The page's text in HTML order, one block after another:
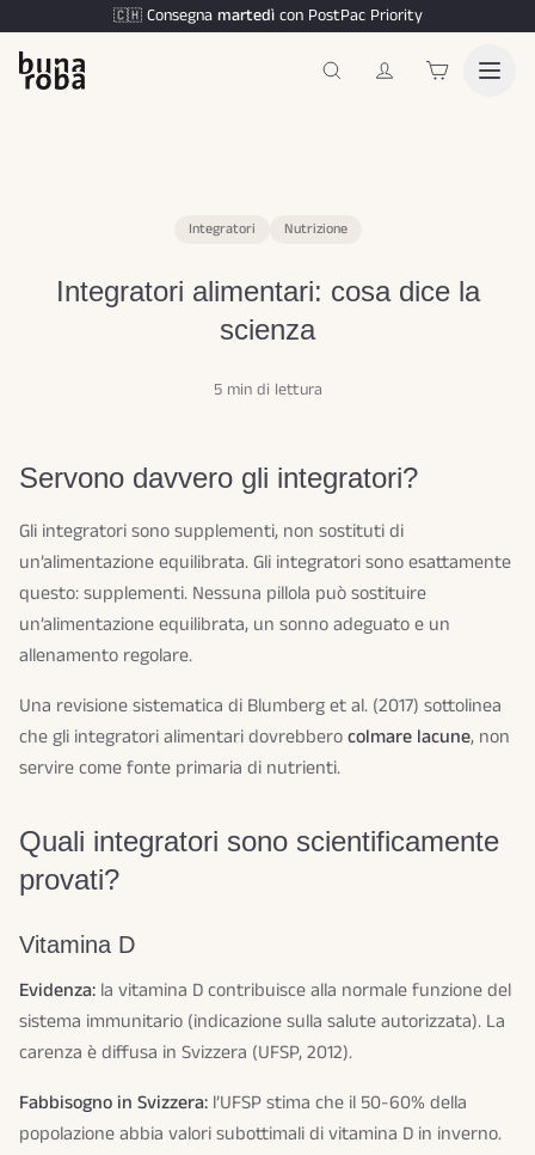
🇨🇭 Consegna martedìcon PostPac Priority
Integratori Nutrizione
Integratori alimentari: cosa dice la
scienza
5 min di lettura
Servono davvero gli integratori?
Gli integratori sono supplementi, non sostituti di
un’alimentazione equilibrata. Gli integratori sono esattamente
questo: supplementi. Nessuna pillola può sostituire
un’alimentazione equilibrata, un sonno adeguato e un
allenamento regolare.
Una revisione sistematica di Blumberg et al. (2017) sottolinea
che gli integratori alimentari dovrebberocolmare lacune, non
servire come fonte primaria di nutrienti.
Quali integratori sono scientificamente
provati?
Vitamina D
Evidenza: la vitamina D contribuisce alla normale funzione del
sistema immunitario (indicazione sulla salute autorizzata). La
carenza è diffusa in Svizzera (UFSP, 2012).
Fabbisogno in Svizzera: l’UFSP stima che il 50-60% della
popolazione abbia valori subottimali di vitamina D in inverno.